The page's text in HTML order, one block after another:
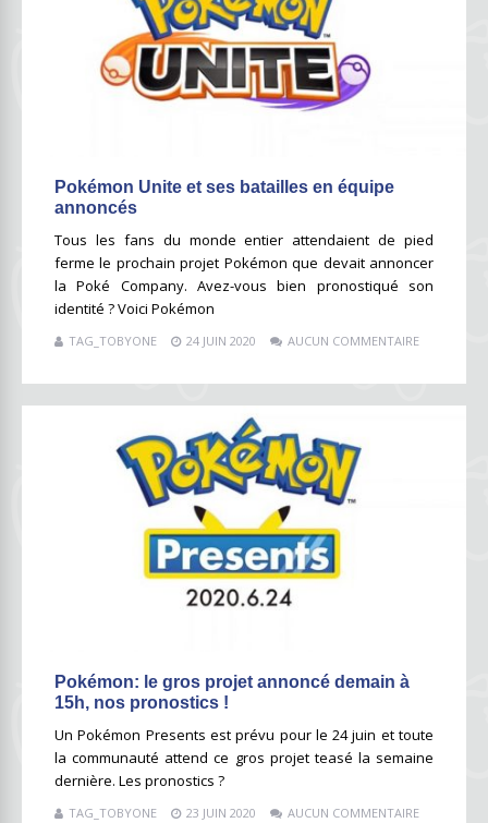
Pokémon Unite et ses batailles en équipe
annoncés
Tous les fans du monde entier attendaient de pied
ferme le prochain projet Pokémon que devait annoncer
la Poké Company. Avez-vous bien pronostiqué son
identité ? Voici Pokémon
TAG_TOBYONE 24 JUIN 2020 AUCUN COMMENTAIRE
Pokémon: le gros projet annoncé demain à
15h, nos pronostics !
Un Pokémon Presents est prévu pour le 24 juin et toute
la communauté attend ce gros projet teasé la semaine
dernière. Les pronostics ?
TAG_TOBYONE 23 JUIN 2020 AUCUN COMMENTAIRE